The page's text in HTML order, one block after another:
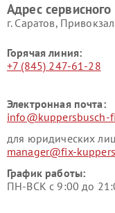
Ремонт сушильных
Адрес
г. Саратов,
Горячая линия:
+7 (845) 247-61-28
Электронная почта:
info@kuppersbusch-
для юридических
manager@fix-
График работы:
ПН-ВСК с 9:00 до